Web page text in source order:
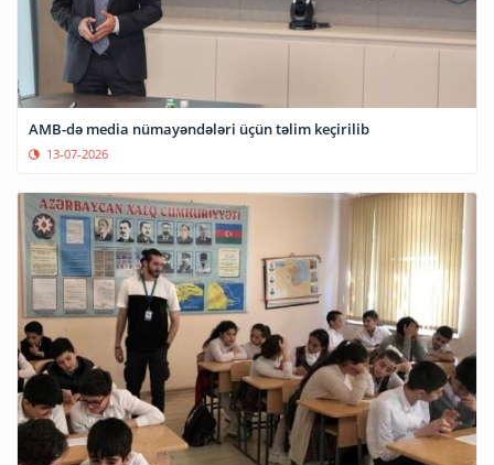
AMB-də media nümayəndələri üçün təlim keçirilib
13-07-2026